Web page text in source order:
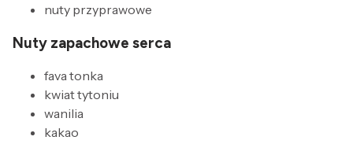
nuty przyprawowe
Nuty zapachowe serca
fava tonka
kwiat tytoniu
wanilia
kakao